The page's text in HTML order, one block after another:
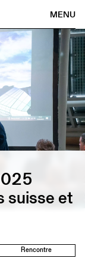
MENU
suisse et
Rencontre